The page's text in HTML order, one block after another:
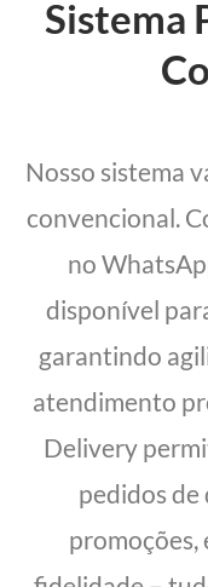
Sistema
Nosso sistema
convencional.
no
disponível
garantindo
atendimento
Delivery
pedidos de
promoções,